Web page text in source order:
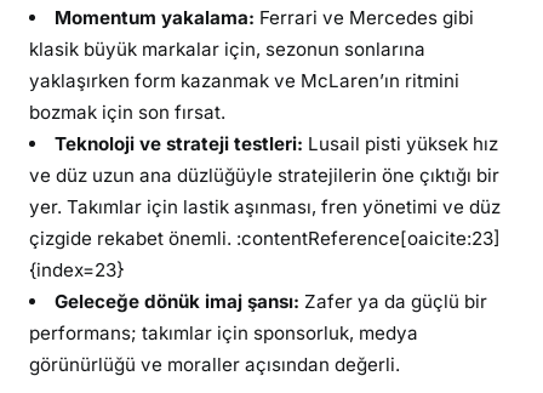
Momentum yakalama: Ferrari ve Mercedes gibi
klasik büyük markalar için, sezonun sonlarına
yaklaşırken form kazanmak ve McLaren’ın ritmini
bozmak için son fırsat.
Teknoloji ve strateji testleri: Lusail pisti yüksek hız
ve düz uzun ana düzlüğüyle stratejilerin öne çıktığı bir
yer. Takımlar için lastik aşınması, fren yönetimi ve düz
çizgide rekabet önemli. :contentReference[oaicite:23]
{index=23}
Geleceğe dönük imaj şansı: Zafer ya da güçlü bir
performans; takımlar için sponsorluk, medya
görünürlüğü ve moraller açısından değerli.